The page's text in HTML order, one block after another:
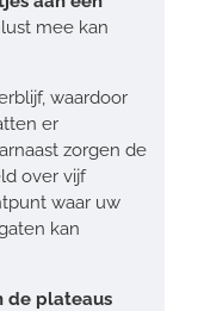
mee kan
waardoor
er
zorgen de
over vijf
waar uw
kan
de plateaus